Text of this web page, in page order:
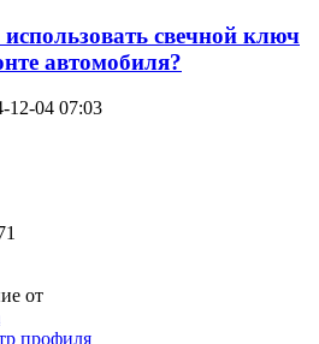
свечной ключ
автомобиля?
12-04 07:03
от
профиля